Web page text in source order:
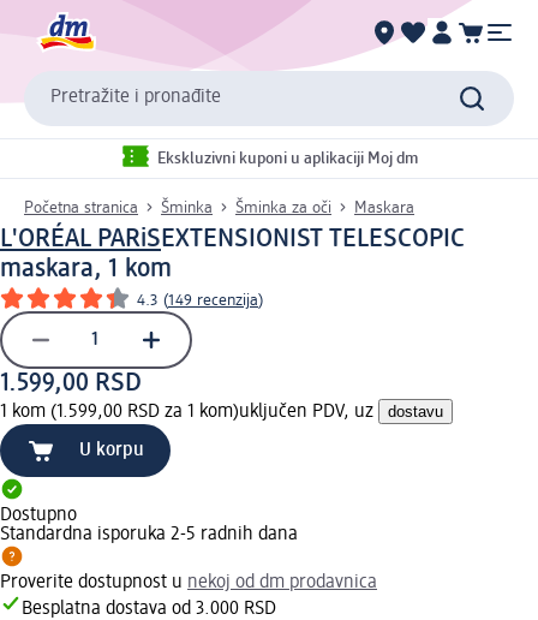
Pretražite i pronađite
Ekskluzivni kuponi u aplikaciji Moj dm
Početna stranica Šminka Šminka za oči Maskara
L'ORÉAL PARiSEXTENSIONIST TELESCOPIC
maskara, 1 kom
4.3 (149 recenzija)
1.599,00 RSD
1 kom (1.599,00 RSD za 1 kom)uključen PDV, uz dostavu
U korpu
Dostupno
Standardna isporuka 2-5 radnih dana
Proverite dostupnost u nekoj od dm prodavnica
Besplatna dostava od 3.000 RSD